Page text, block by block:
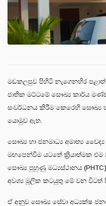
මඩකලපුව පිහිටි නැගෙනහිර
ජාතික මට්ටමේ සෞඛ්‍ය කාර්ය
සංවර්ධනය කිරීම කෙරෙහි සෞඛ්‍ය
යොමුව ඇත.
සෞඛ්‍ය හා ජනමාධ්‍ය අමාත්‍ය
මඟපෙන්වීම යටතේ ක්‍රියාත්මක
සෞඛ්‍ය පුහුණු මධ්‍යස්ථානය
අවශ්‍ය මූලික කටයුතු මේ වන විටත්
ඒ අනුව සෞඛ්‍ය සේවා අධ්‍යක්ෂ